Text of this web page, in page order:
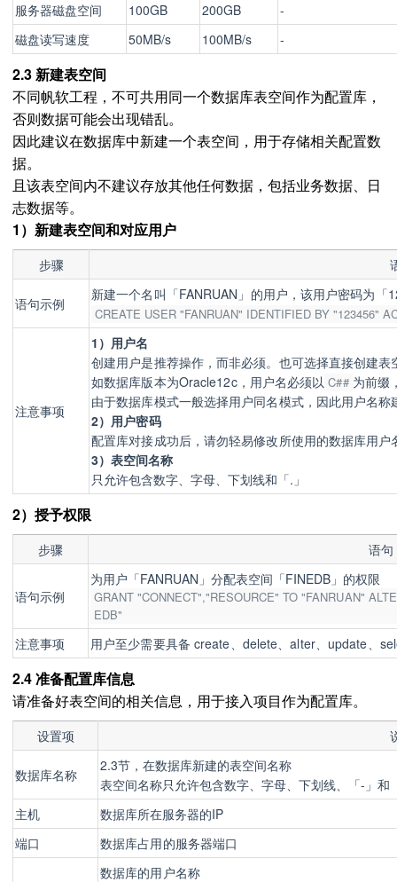
服务器磁盘空间
100GB 200GB
-
磁盘读写速度
50MB/s 100MB/s -
2.3 新建表空间
不同帆软工程，不可共用同一个数据库表空间作为配置库，
否则数据可能会出现错乱。
因此建议在数据库中新建一个表空间，用于存储相关配置数
据。
且该表空间内不建议存放其他任何数据，包括业务数据、日
志数据等。
1）新建表空间和对应用户
步骤
语句示例
新建一个名叫「FANRUAN」的用户， 该用户密码为「
CREATE USER "FANRUAN" IDENTIFIED BY "123456"
注意事项
1）用户名
创建用户是推荐操作，而非必须。也可选择直接创建
如数据库版本为Oracle12c，用户名必须以 C## 为前缀
由于数据库模式一般选择用户同名模式， 因此用户名称
2）用户密码
配置库对接成功后，请勿轻易修改所使用的数据库用
3）表空间名称
只允许包含数字、字母、下划线和「.」
2）授予权限
步骤 语句
语句示例
为用户「FANRUAN」分配表空间「FINEDB」的权限
GRANT "CONNECT","RESOURCE" TO "FANRUAN"
EDB"
注意事项 用户至少需要具备 create、delete、alter、update、
2.4 准备配置库信息
请准备好表空间的相关信息，用于接入项目作为配置库。
设置项
数据库名称
2.3节，在数据库新建的表空间名称
表空间名称只允许包含数字、字母、下划线、「-」和
主机
数据库所在服务器的IP
端口
数据库占用的服务器端口
数据库的用 户名称